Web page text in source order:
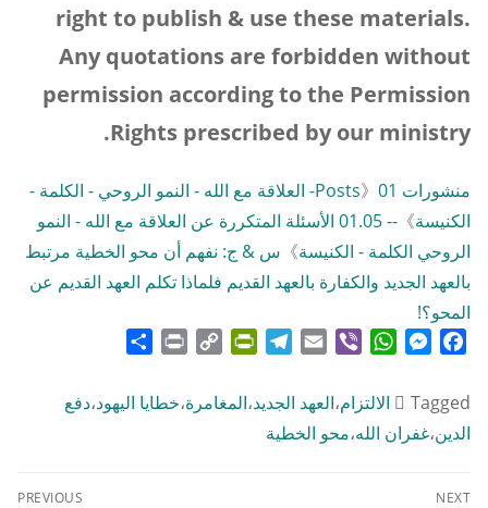
right to publish & use these materials.
Any quotations are forbidden without
permission according to the Permission
Rights prescribed by our ministry
.
منشورات Posts 》
01- العلاقة مع الله - النمو الروحي - الكلمة -
الكنيسة》
-- 01.05 الأسئلة المتكررة عن العلاقة مع الله - النمو
الروحي الكلمة - الكنيسة》 س & ج: نفهم أن محو الخطية مرتبط
بالعهد الجديد والكفارة بالعهد القديم فلماذا تكلم العهد القديم عن
المحو؟!
Facebook
Messenger
WhatsApp
Viber
Email
Telegram
PrintFriendly
Copy
Print
Tagged الالتزام،العهد الجديد،المغامرة،خطايا اليهود،دفع
الدين،غفران الله،محو الخطية
تصفّح
PREVIOUS NEXT